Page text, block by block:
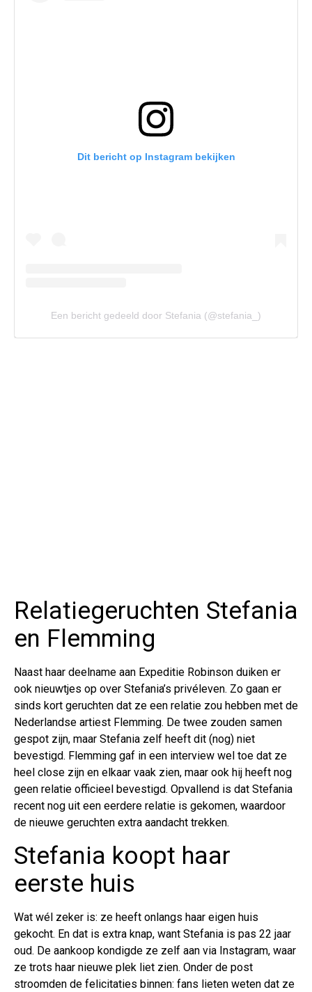
Dit bericht op Instagram bekijken
Een bericht gedeeld door Stefania (@stefania_)
Relatiegeruchten Stefania
en Flemming
Naast haar deelname aan Expeditie Robinson duiken er
ook nieuwtjes op over Stefania’s privéleven. Zo gaan er
sinds kort geruchten dat ze een relatie zou hebben met de
Nederlandse artiest Flemming. De twee zouden samen
gespot zijn, maar Stefania zelf heeft dit (nog) niet
bevestigd. Flemming gaf in een interview wel toe dat ze
heel close zijn en elkaar vaak zien, maar ook hij heeft nog
geen relatie officieel bevestigd. Opvallend is dat Stefania
recent nog uit een eerdere relatie is gekomen, waardoor
de nieuwe geruchten extra aandacht trekken.
Stefania koopt haar
eerste huis
Wat wél zeker is: ze heeft onlangs haar eigen huis
gekocht. En dat is extra knap, want Stefania is pas 22 jaar
oud. De aankoop kondigde ze zelf aan via Instagram, waar
ze trots haar nieuwe plek liet zien. Onder de post
stroomden de felicitaties binnen: fans lieten weten dat ze